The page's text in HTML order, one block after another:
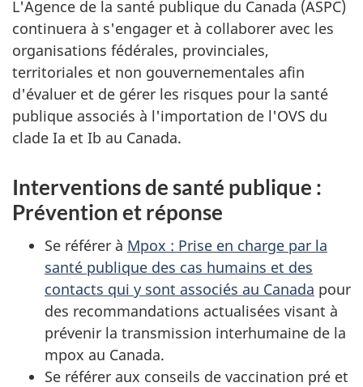
L'Agence de la santé publique du Canada (ASPC)
continuera à s'engager et à collaborer avec les
organisations fédérales, provinciales,
territoriales et non gouvernementales afin
d'évaluer et de gérer les risques pour la santé
publique associés à l'importation de l'OVS du
clade Ia et Ib au Canada.
Interventions de santé publique :
Prévention et réponse
Se référer à Mpox : Prise en charge par la
santé publique des cas humains et des
contacts qui y sont associés au Canada pour
des recommandations actualisées visant à
prévenir la transmission interhumaine de la
mpox au Canada.
Se référer aux conseils de vaccination pré et